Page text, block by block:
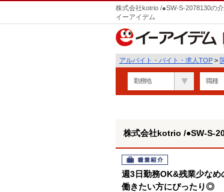
株式会社kotrio /●SW-S-2078130の
イーアイデム
アルバイト・バイト・求人TOP >
勤務地 職種
株式会社kotrio /●SW-S-
職業紹介
週3日勤務OK&残業少な
働きたい方にぴったり◎